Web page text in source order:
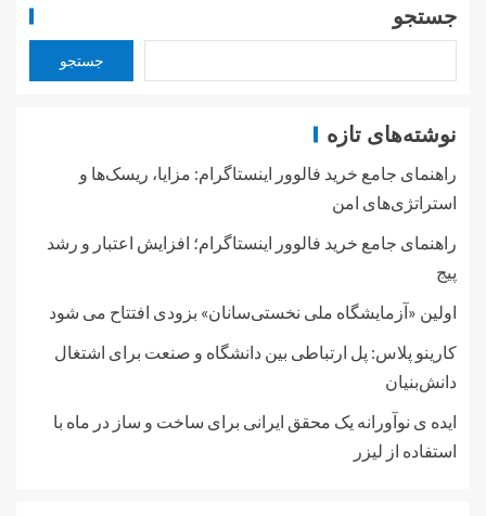
جستجو
جستجو
نوشته‌های تازه
راهنمای جامع خرید فالوور اینستاگرام: مزایا، ریسک‌ها و
استراتژی‌های امن
راهنمای جامع خرید فالوور اینستاگرام؛ افزایش اعتبار و رشد
پیج
اولین «آزمایشگاه ملی نخستی‌سانان» بزودی افتتاح می شود
کارینو پلاس: پل ارتباطی بین دانشگاه و صنعت برای اشتغال
دانش‌بنیان
ایده ی نوآورانه یک محقق ایرانی برای ساخت و ساز در ماه با
استفاده از لیزر